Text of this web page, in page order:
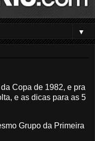
▼
Copa de 1982, e pra
e as dicas para as 5
Grupo da Primeira